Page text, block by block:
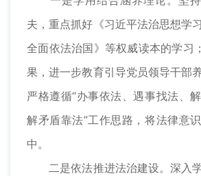
夫，重点抓好《习近平法治思想学
全面依法治国》等权威读本的学习
果，进一步教育引导党员领导干部
严格遵循“办事依法、遇事找法、
解矛盾靠法”工作思路，将法律意
中。
二是依法推进法治建设。深入